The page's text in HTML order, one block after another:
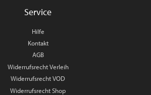
Service
Hilfe
Kontakt
AGB
Widerrufsrecht Verleih
Widerrufsrecht VOD
Widerrufsrecht Shop